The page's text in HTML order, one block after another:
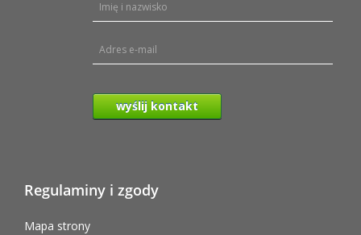
wyślij kontakt
Regulaminy i zgody
Mapa strony